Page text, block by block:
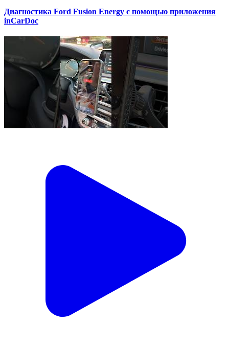
Диагностика Ford Fusion Energy с помощью приложения
inCarDoc